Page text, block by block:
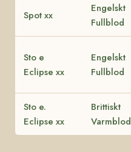
Spot xx
Engelskt
Fullblod
Sto e
Eclipse xx
Engelskt
Fullblod
Sto e.
Eclipse xx
Brittiskt
Varmblod